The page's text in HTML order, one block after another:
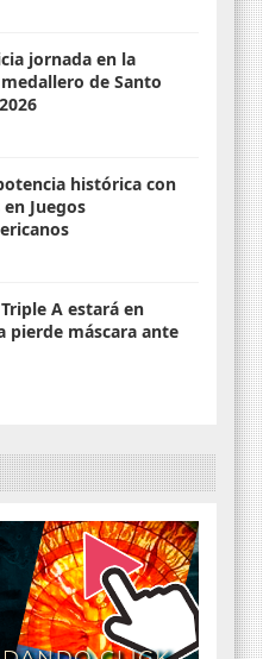
jornada en la
de Santo
histórica con
Juegos
A estará en